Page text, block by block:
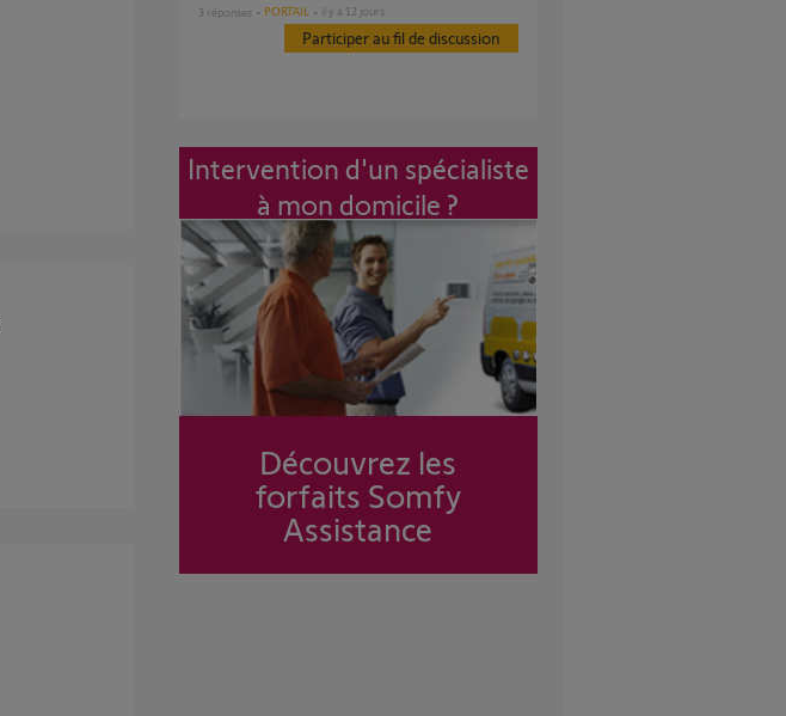
3 réponses PORTAIL il y a 12 jours
Participer au fil de discussion
Intervention d'un spécialiste
à mon domicile ?
Découvrez les
forfaits Somfy
Assistance